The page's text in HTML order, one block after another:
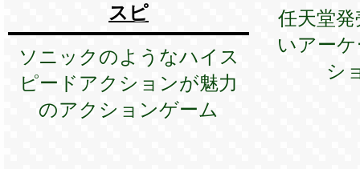
スピ
ソニックのようなハイス
ピードアクションが魅力
のアクションゲーム
任天堂
いアー
シ